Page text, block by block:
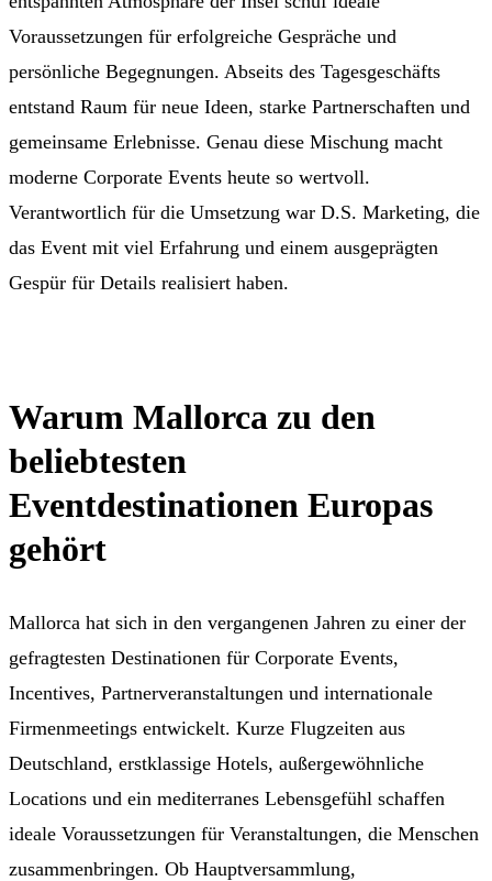
Voraussetzungen für erfolgreiche Gespräche und
persönliche Begegnungen. Abseits des Tagesgeschäfts
entstand Raum für neue Ideen, starke Partnerschaften und
gemeinsame Erlebnisse. Genau diese Mischung macht
moderne Corporate Events heute so wertvoll.
Verantwortlich für die Umsetzung war D.S. Marketing, die
das Event mit viel Erfahrung und einem ausgeprägten
Gespür für Details realisiert haben.
Warum Mallorca zu den
beliebtesten
Eventdestinationen Europas
gehört
Mallorca hat sich in den vergangenen Jahren zu einer der
gefragtesten Destinationen für Corporate Events,
Incentives, Partnerveranstaltungen und internationale
Firmenmeetings entwickelt. Kurze Flugzeiten aus
Deutschland, erstklassige Hotels, außergewöhnliche
Locations und ein mediterranes Lebensgefühl schaffen
ideale Voraussetzungen für Veranstaltungen, die Menschen
zusammenbringen. Ob Hauptversammlung,